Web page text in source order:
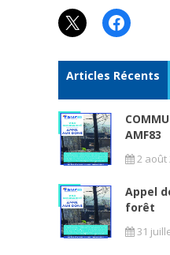
X
Articles Récents
AMF83
2 août
Appel
forêt
31